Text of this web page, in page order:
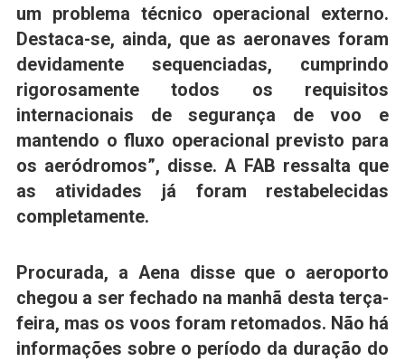
um problema técnico operacional externo.
Destaca-se, ainda, que as aeronaves foram
devidamente sequenciadas, cumprindo
rigorosamente todos os requisitos
internacionais de segurança de voo e
mantendo o fluxo operacional previsto para
os aeródromos”, disse. A FAB ressalta que
as atividades já foram restabelecidas
completamente.
Procurada, a Aena disse que o aeroporto
chegou a ser fechado na manhã desta terça-
feira, mas os voos foram retomados. Não há
informações sobre o período da duração do